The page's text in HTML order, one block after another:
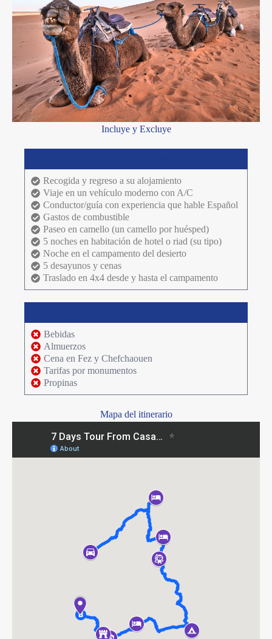
Incluye y Excluye
Recogida y regreso a su alojamiento
Viaje en un vehículo moderno con A/C
Conductor/guía con experiencia que hable Español
Gastos de combustible
Paseo en camello (un camello por huésped)
5 noches en habitación de hotel o riad (su tipo)
Noche en el campamento del desierto
5 desayunos y cenas
Traslado en 4x4 desde y hasta el campamento
Bebidas
Almuerzos
Cena en Fez y Chefchaouen
Tarifas por monumentos
Propinas
Mapa del itinerario